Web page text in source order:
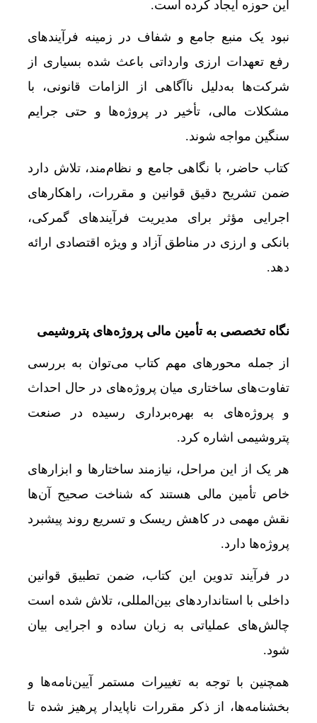
این حوزه ایجاد کرده است.
نبود یک منبع جامع و شفاف در زمینه فرآیندهای
رفع تعهدات ارزی وارداتی باعث شده بسیاری از
شرکت‌ها به‌دلیل ناآگاهی از الزامات قانونی، با
مشکلات مالی، تأخیر در پروژه‌ها و حتی جرایم
سنگین مواجه شوند.
کتاب حاضر، با نگاهی جامع و نظام‌مند، تلاش دارد
ضمن تشریح دقیق قوانین و مقررات، راهکارهای
اجرایی مؤثر برای مدیریت فرآیندهای گمرکی،
بانکی و ارزی در مناطق آزاد و ویژه اقتصادی ارائه
دهد.
نگاه تخصصی به تأمین مالی پروژه‌های پتروشیمی
از جمله محورهای مهم کتاب می‌توان به بررسی
تفاوت‌های ساختاری میان پروژه‌های در حال احداث
و پروژه‌های به بهره‌برداری رسیده در صنعت
پتروشیمی اشاره کرد.
هر یک از این مراحل، نیازمند ساختارها و ابزارهای
خاص تأمین مالی هستند که شناخت صحیح آن‌ها
نقش مهمی در کاهش ریسک و تسریع روند پیشبرد
پروژه‌ها دارد.
در فرآیند تدوین این کتاب، ضمن تطبیق قوانین
داخلی با استانداردهای بین‌المللی، تلاش شده است
چالش‌های عملیاتی به زبان ساده و اجرایی بیان
شود.
همچنین با توجه به تغییرات مستمر آیین‌نامه‌ها و
بخشنامه‌ها، از ذکر مقررات ناپایدار پرهیز شده تا